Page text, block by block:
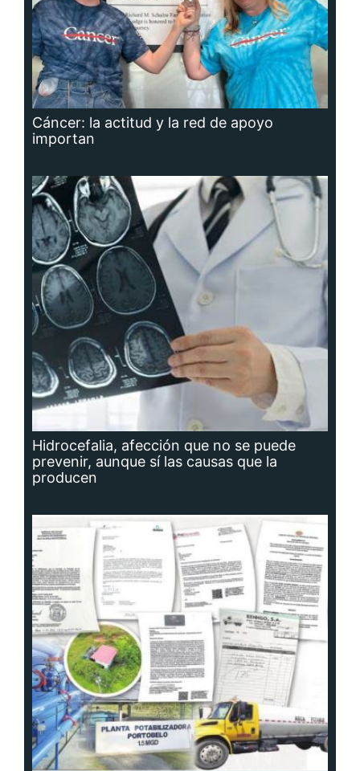
Cáncer: la actitud y la red de apoyo
importan
Hidrocefalia, afección que no se puede
prevenir, aunque sí las causas que la
producen